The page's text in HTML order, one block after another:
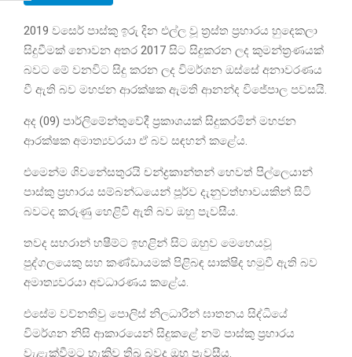
2019 වසෙර් පාස්කු ඉරු දින එල්ල වූ ත්‍රස්ත ප්‍රහාරය හුදෙකලා
සිදුවීමක් නොවන අතර 2017 සිට සිදුකරන ලද කුමන්ත්‍රණයක්
බවට මේ වනවිට සිදු කරන ලද විමර්ශන ඔස්සේ අනාවරණය
වී ඇති බව මහජන ආරක්ෂක ඇමති ආනන්ද විජේපාල පවසයි.
අද (09) පාර්ලිමේන්තුවේදී ප්‍රකාශයක් සිදුකරමින් මහජන
ආරක්ෂක අමාත්‍යවරයා ඒ බව සඳහන් කළේය.
එමෙන්ම ශිවනේසතුරයි චන්ද්‍රකාන්තන් හෙවත් පිල්ලෙයාන්
පාස්කු ප්‍රහාරය සම්බන්ධයෙන් පූර්ව දැනුවත්භාවයකින් සිටි
බවටද කරුණු හෙළිවී ඇති බව ඔහු පැවසීය.
තවද සහරාන් හෂීම්ට ඉහළින් සිට ඔහුව මෙහෙයවූ
පුද්ගලයෙකු සහ කණ්ඩායමක් පිළිබඳ සාක්ෂිද හමුවී ඇති බව
අමාත්‍යවරයා අවධාරණය කළේය.
එසේම වව්නතිවු පොලිස් නිලධාරීන් ඝාතනය සිද්ධියේ
විමර්ශන නිසි ආකාරයෙන් සිදුකළේ නම් පාස්කු ප්‍රහාරය
වැළැක්වීමට හැකිව තිබූ බවද ඔහු පැවසීය.